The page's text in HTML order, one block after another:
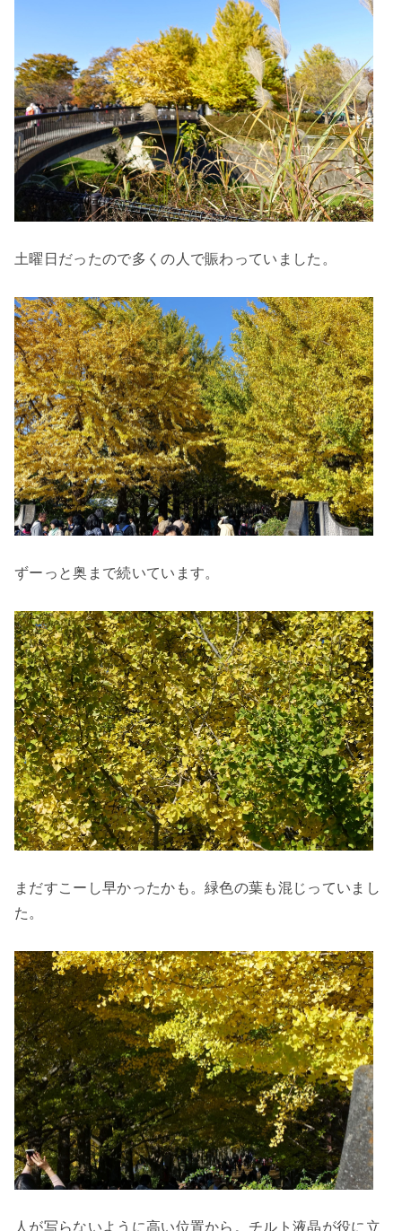
土曜日だったので多くの人で賑わっていました。
ずーっと奥まで続いています。
まだすこーし早かったかも。緑色の葉も混じっていまし
た。
人が写らないように高い位置から。チルト液晶が役に立